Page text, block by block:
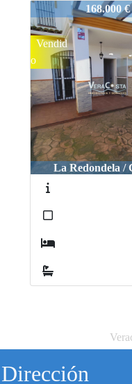
318-1 159.000 €
Isla Cristina /
Reserv
ado
Dirección